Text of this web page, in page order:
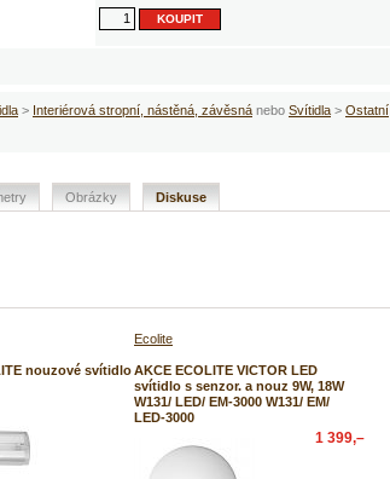
> Interiérová stropní, nástěná, závěsná nebo Svítidla > Ostatní
Obrázky Diskuse
nouzové svítidlo
Ecolite
AKCE ECOLITE VICTOR LED
svítidlo s senzor. a nouz 9W, 18W
W131/ LED/ EM-3000 W131/ EM/
LED-3000
1 399,–